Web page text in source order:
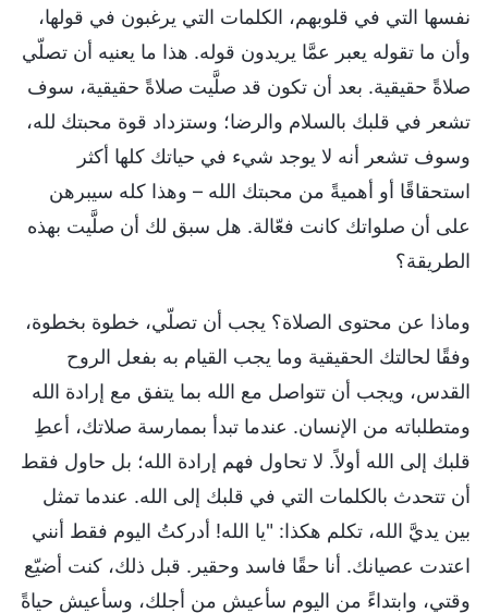
نفسها التي في قلوبهم، الكلمات التي يرغبون في قولها،
وأن ما تقوله يعبر عمَّا يريدون قوله. هذا ما يعنيه أن تصلّي
صلاةً حقيقية. بعد أن تكون قد صلَّيت صلاةً حقيقية، سوف
تشعر في قلبك بالسلام والرضا؛ وستزداد قوة محبتك لله،
وسوف تشعر أنه لا يوجد شيء في حياتك كلها أكثر
استحقاقًا أو أهميةً من محبتك الله – وهذا كله سيبرهن
على أن صلواتك كانت فعّالة. هل سبق لك أن صلَّيت بهذه
الطريقة؟
وماذا عن محتوى الصلاة؟ يجب أن تصلّي، خطوة بخطوة،
وفقًا لحالتك الحقيقية وما يجب القيام به بفعل الروح
القدس، ويجب أن تتواصل مع الله بما يتفق مع إرادة الله
ومتطلباته من الإنسان. عندما تبدأ بممارسة صلاتك، أعطِ
قلبك إلى الله أولاً. لا تحاول فهم إرادة الله؛ بل حاول فقط
أن تتحدث بالكلمات التي في قلبك إلى الله. عندما تمثل
بين يديَّ الله، تكلم هكذا: "يا الله! أدركتُ اليوم فقط أنني
اعتدت عصيانك. أنا حقًا فاسد وحقير. قبل ذلك، كنت أضيّع
وقتي، وابتداءً من اليوم سأعيش من أجلك، وسأعيش حياةً